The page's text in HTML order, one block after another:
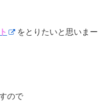
をとりたいと思いまー
ので